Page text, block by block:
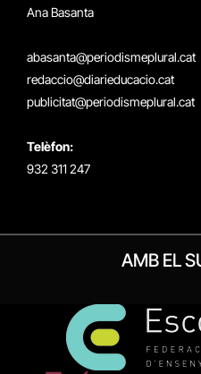
Ana Basanta
abasanta@periodismeplural.cat
redaccio@diarieducacio.cat
publicitat@periodismeplural.cat
Telèfon:
932 311 247
AMB EL